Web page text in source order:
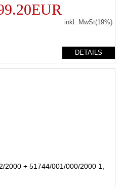
inkl. MwSt(19%)
DETAILS
2000 + 51744/001/000/2000 1,